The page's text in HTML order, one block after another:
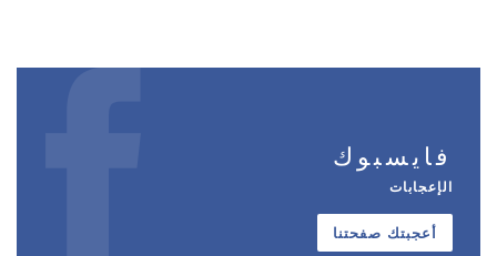
فايسبوك
الإعجابات
أعجبتك صفحتنا